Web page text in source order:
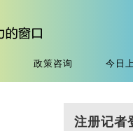
政策咨询 今日
注册记者